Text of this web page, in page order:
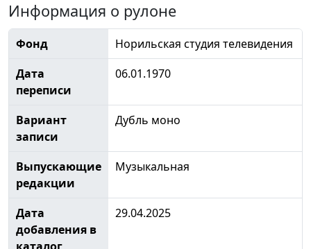
Информация о рулоне
Фонд
Норильская студия телевидения
Дата
переписи
06.01.1970
Вариант
записи
Дубль моно
Выпускающие
редакции
Музыкальная
Дата
добавления в
29.04.2025